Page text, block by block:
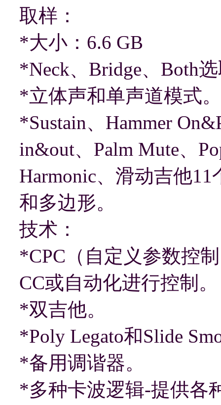
取样：
*大小：6.6 GB
*Neck、Bridge、Both
*立体声和单声道模式。
*Sustain、Hammer
in&out、Palm Mute、
Harmonic、滑动吉他
和多边形。
技术：
*CPC（自定义参数控
CC或自动化进行控制。
*双吉他。
*Poly Legato和Slide
*备用调谐器。
*多种卡波逻辑-提供各